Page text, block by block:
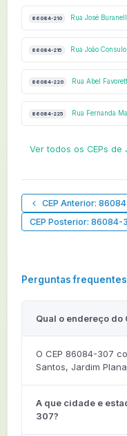
86084-210 Rua José
86084-215 Rua João
86084-220 Rua Abel
86084-225 Rua Fernanda
Ver todos os CEPs de
CEP Anterior:
CEP Posterior: 86084-
Perguntas
Qual o endereço
O CEP 86084-307
Santos, Jardim
A que cidade e
307?